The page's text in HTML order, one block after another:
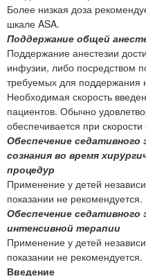
Более низкая доза
шкале ASA.
Поддержание общей
Поддержание анестезии
инфузии, либо посредством
требуемых для поддержания
Необходимая скорость
пациентов. Обычно
обеспечивается при
Обеспечение
сознания во время
процедур
Применение у детей
показании не рекомендуется.
Обеспечение
интенсивной терапии
Применение у детей
показании не рекомендуется.
Введение